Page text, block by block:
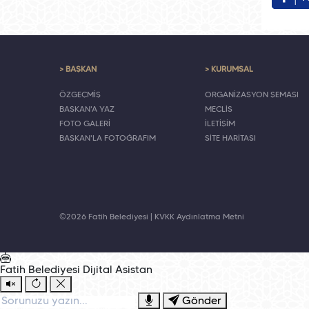
> BAŞKAN
ÖZGEÇMİŞ
BAŞKAN'A YAZ
FOTO GALERİ
BAŞKAN'LA FOTOĞRAFIM
> KURUMSAL
ORGANİZASYON ŞEMASI
MECLİS
İLETİŞİM
SİTE HARİTASI
©2026 Fatih Belediyesi | KVKK Aydınlatma Metni
Fatih Belediyesi Dijital Asistan
Gönder